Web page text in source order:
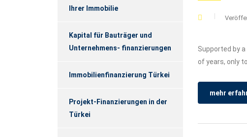
Supported by
of years, only
mehr
Ihrer Immobilie
Kapital für Bauträger und
Unternehmens- finanzierungen
Immobilienfinanzierung Türkei
Projekt-Finanzierungen in der
Türkei